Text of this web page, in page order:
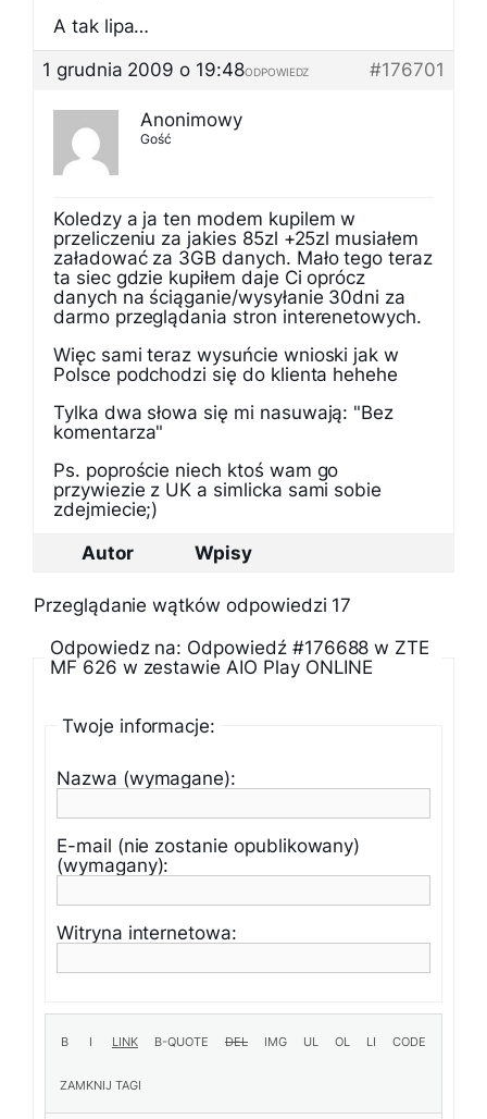
A tak lipa…
1 grudnia 2009 o 19:48
#176701
ODPOWIEDZ
Anonimowy
Gość
Koledzy a ja ten modem kupilem w
przeliczeniu za jakies 85zl +25zl musiałem
załadować za 3GB danych. Mało tego teraz
ta siec gdzie kupiłem daje Ci oprócz
danych na ściąganie/wysyłanie 30dni za
darmo przeglądania stron interenetowych.
Więc sami teraz wysuńcie wnioski jak w
Polsce podchodzi się do klienta hehehe
Tylka dwa słowa się mi nasuwają: "Bez
komentarza"
Ps. poproście niech ktoś wam go
przywiezie z UK a simlicka sami sobie
zdejmiecie;)
Autor
Wpisy
Przeglądanie wątków odpowiedzi 17
Odpowiedz na: Odpowiedź #176688 w ZTE
MF 626 w zestawie AIO Play ONLINE
Twoje informacje:
Nazwa (wymagane):
E-mail (nie zostanie opublikowany)
(wymagany):
Witryna internetowa: